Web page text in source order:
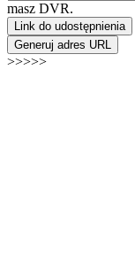
masz DVR.
Link do udostępnienia
Generuj adres URL
>>>>>